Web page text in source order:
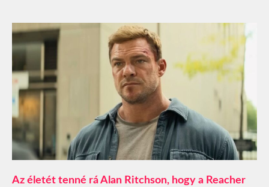
Az életét tenné rá Alan Ritchson, hogy a Reacher